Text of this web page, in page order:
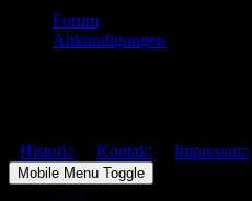
Forum
Ankündigungen
Historie Kontakt Impressum
Mobile Menu Toggle